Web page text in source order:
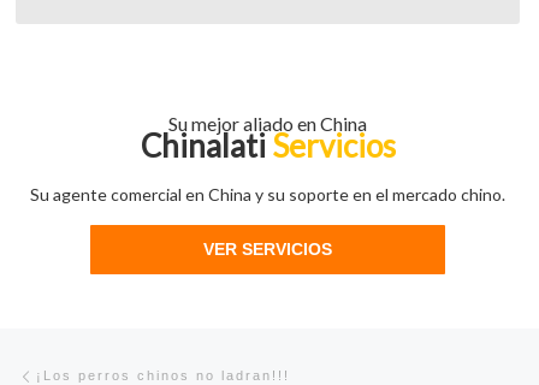
Su mejor aliado en China
Chinalati Servicios
Su agente comercial en China y su soporte en el mercado chino.
VER SERVICIOS
¡Los perros chinos no ladran!!!